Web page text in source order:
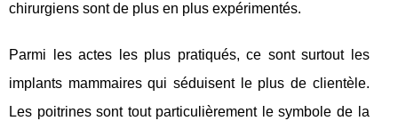
chirurgiens sont de plus en plus expérimentés.
Parmi les actes les plus pratiqués, ce sont surtout les
implants mammaires qui séduisent le plus de clientèle.
Les poitrines sont tout particulièrement le symbole de la